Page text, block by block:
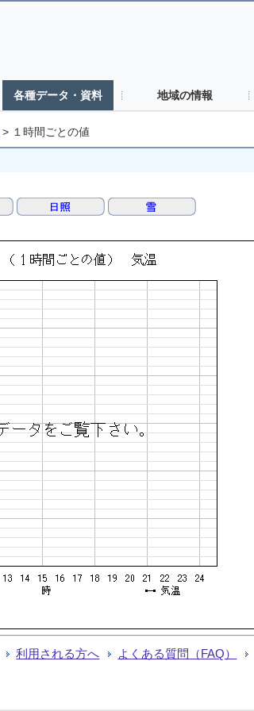
各種データ・資料 地域の情報
> １時間ごとの値
利用される方へ よくある質問（FAQ）